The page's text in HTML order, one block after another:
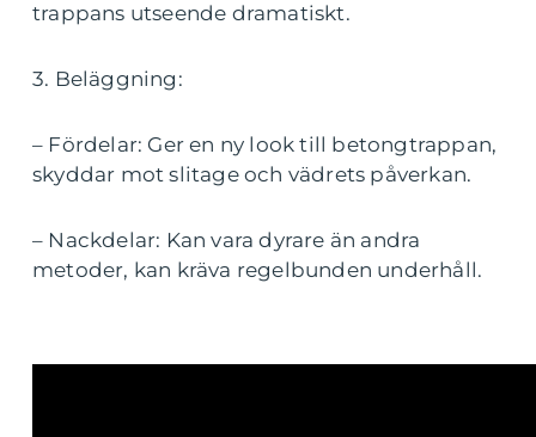
trappans utseende dramatiskt.
3. Beläggning:
– Fördelar: Ger en ny look till betongtrappan,
skyddar mot slitage och vädrets påverkan.
– Nackdelar: Kan vara dyrare än andra
metoder, kan kräva regelbunden underhåll.